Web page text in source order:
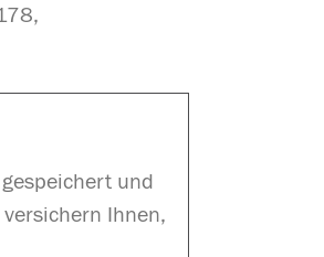
und
Ihnen,